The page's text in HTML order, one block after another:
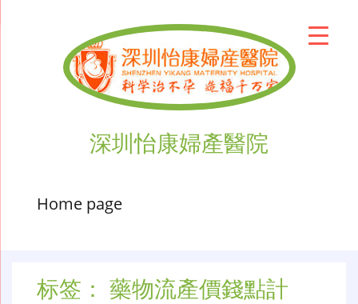
深圳怡康婦產醫院
Home page
标签： 藥物流產價錢點計